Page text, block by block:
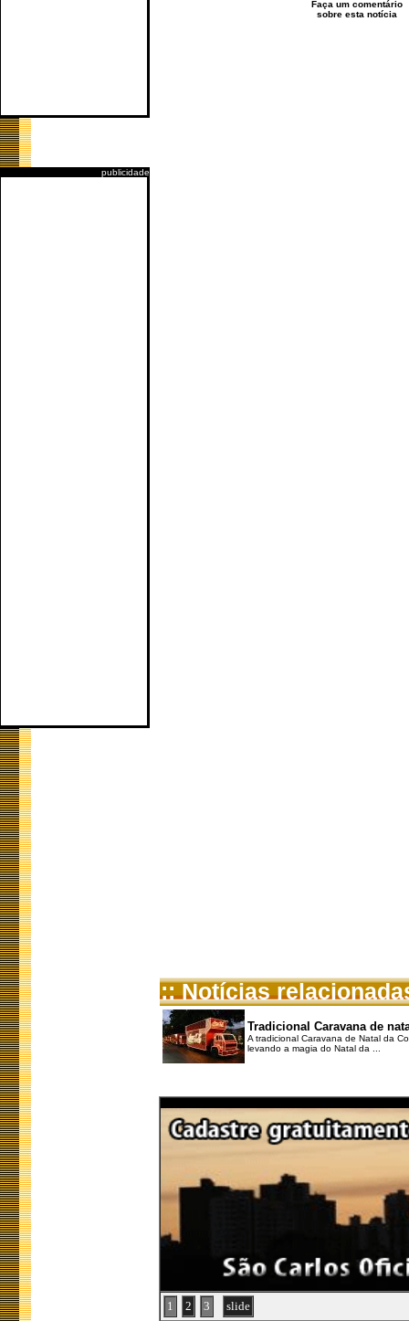
publicidade
Faça um comentário
sobre esta notícia
:: Notícias
Tradicional Caravana de
A tradicional Caravana de Natal da
levando a magia do Natal da ...
1 2 3 slide